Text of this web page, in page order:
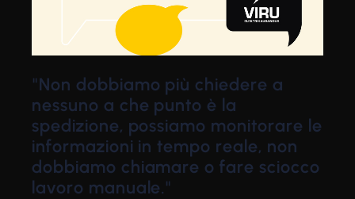
"Non dobbiamo più chiedere a
nessuno a che punto è la
spedizione, possiamo monitorare le
informazioni in tempo reale, non
dobbiamo chiamare o fare sciocco
lavoro manuale."